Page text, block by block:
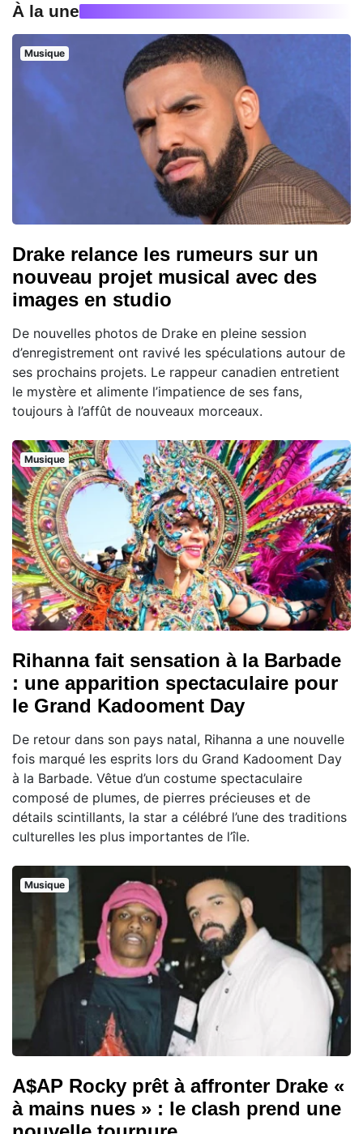
À la une
Musique
Drake relance les rumeurs sur un
nouveau projet musical avec des
images en studio
De nouvelles photos de Drake en pleine session
d’enregistrement ont ravivé les spéculations autour de
ses prochains projets. Le rappeur canadien entretient
le mystère et alimente l’impatience de ses fans,
toujours à l’affût de nouveaux morceaux.
Musique
Rihanna fait sensation à la Barbade
: une apparition spectaculaire pour
le Grand Kadooment Day
De retour dans son pays natal, Rihanna a une nouvelle
fois marqué les esprits lors du Grand Kadooment Day
à la Barbade. Vêtue d’un costume spectaculaire
composé de plumes, de pierres précieuses et de
détails scintillants, la star a célébré l’une des traditions
culturelles les plus importantes de l’île.
Musique
A$AP Rocky prêt à affronter Drake «
à mains nues » : le clash prend une